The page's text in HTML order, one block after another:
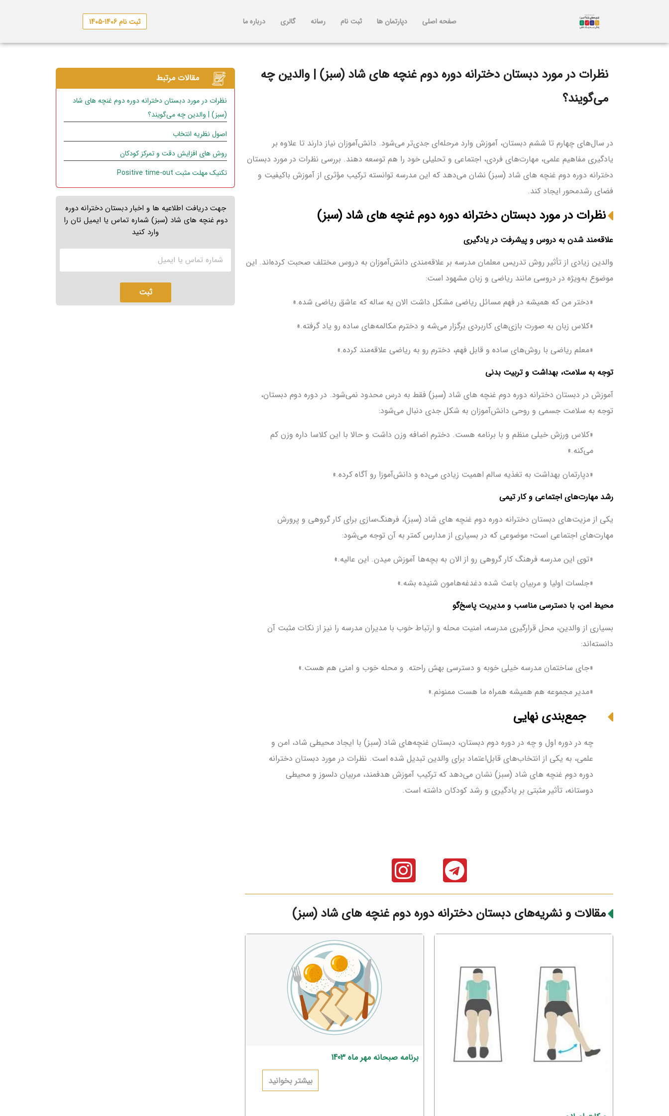
صفحه اصلی دپارتمان ها ثبت نام رسانه گالری درباره ما ثبت نام 1406-1405
نظرات در مورد دبستان دخترانه دوره دوم غنچه های شاد (سبز) | والدین چه
می‌گویند؟
در سال‌های چهارم تا ششم دبستان، آموزش وارد مرحله‌ای جدی‌تر می‌شود. دانش‌آموزان نیاز دارند تا علاوه بر
یادگیری مفاهیم علمی، مهارت‌های فردی، اجتماعی و تحلیلی خود را هم توسعه دهند. بررسی نظرات در مورد دبستان
دخترانه دوره دوم غنچه های شاد (سبز) نشان می‌دهد که این مدرسه توانسته ترکیب مؤثری از آموزش باکیفیت و
فضای رشد‌محور ایجاد کند.
نظرات در مورد دبستان دخترانه دوره دوم غنچه های شاد (سبز)
علاقه‌مند شدن به دروس و پیشرفت در یادگیری
والدین زیادی از تأثیر روش تدریس معلمان مدرسه بر علاقه‌مندی دانش‌آموزان به دروس مختلف صحبت کرده‌اند. این
موضوع به‌ویژه در دروسی مانند ریاضی و زبان مشهود است:
«دختر من که همیشه در فهم مسائل ریاضی مشکل داشت الان یه ساله که عاشق ریاضی شده.»
«کلاس زبان به صورت بازی‌های کاربردی برگزار می‌شه و دخترم مکالمه‌های ساده رو یاد گرفته.»
«معلم ریاضی با روش‌های ساده و قابل فهم، دخترم رو به ریاضی علاقه‌مند کرده.»
توجه به سلامت، بهداشت و تربیت بدنی
آموزش در دبستان دخترانه دوره دوم غنچه های شاد (سبز) فقط به درس محدود نمی‌شود. در دوره دوم دبستان،
توجه به سلامت جسمی و روحی دانش‌آموزان به شکل جدی دنبال می‌شود:
«کلاس ورزش خیلی منظم و با برنامه هست. دخترم اضافه وزن داشت و حالا با این کلاسا داره وزن کم
می‌کنه.»
«دپارتمان بهداشت به تغذیه سالم اهمیت زیادی می‌ده و دانش‌آموزا رو آگاه کرده.»
رشد مهارت‌های اجتماعی و کار تیمی
یکی از مزیت‌های دبستان دخترانه دوره دوم غنچه های شاد (سبز)، فرهنگ‌سازی برای کار گروهی و پرورش
مهارت‌های اجتماعی است؛ موضوعی که در بسیاری از مدارس کمتر به آن توجه می‌شود:
«توی این مدرسه فرهنگ کار گروهی رو از الان به بچه‌ها آموزش میدن. این عالیه.»
«جلسات اولیا و مربیان باعث شده دغدغه‌هامون شنیده بشه.»
محیط امن، با دسترسی مناسب و مدیریت پاسخ‌گو
بسیاری از والدین، محل قرارگیری مدرسه، امنیت محله و ارتباط خوب با مدیران مدرسه را نیز از نکات مثبت آن
دانسته‌اند:
«جای ساختمان مدرسه خیلی خوبه و دسترسی بهش راحته. و محله خوب و امنی هم هست.»
«مدیر مجموعه هم همیشه همراه ما هست ممنونم.»
جمع‌بندی نهایی
چه در دوره اول و چه در دوره دوم دبستان، دبستان غنچه‌های شاد (سبز) با ایجاد محیطی شاد، امن و
علمی، به یکی از انتخاب‌های قابل‌اعتماد برای والدین تبدیل شده است. نظرات در مورد دبستان دخترانه
دوره دوم غنچه های شاد (سبز) نشان می‌دهد که ترکیب آموزش هدفمند، مربیان دلسوز و محیطی
دوستانه، تأثیر مثبتی بر یادگیری و رشد کودکان داشته است.
مقالات و نشریه‌های دبستان دخترانه دوره دوم غنچه های شاد (سبز)
برنامه صبحانه مهر ماه 1403
بیشتر بخوانید
مقالات مرتبط
نظرات در مورد دبستان دخترانه دوره دوم غنچه های شاد
(سبز) | والدین چه می‌گویند؟
اصول نظریه انتخاب
روش های افزایش دقت و تمرکز کودکان
تکنیک مهلت مثبت Positive time-out
جهت دریافت اطلاعیه ها و اخبار دبستان دخترانه دوره
دوم غنچه های شاد (سبز) شماره تماس یا ایمیل تان را
وارد کنید
ثبت